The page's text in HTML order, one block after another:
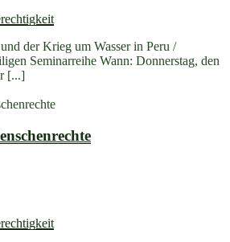
der Krieg um Wasser in Peru /
Seminarreihe Wann: Donnerstag, den
[...]